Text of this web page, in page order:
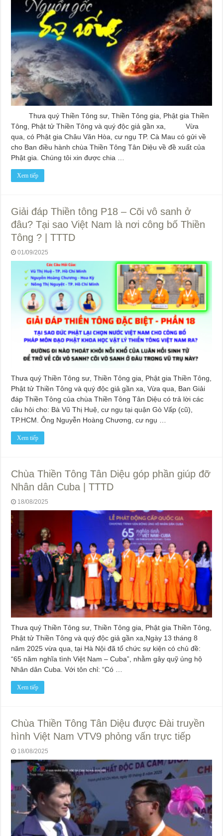
Thưa quý Thiền Tông sư, Thiền Tông gia, Phật gia Thiền
Tông, Phật tử Thiền Tông và quý độc giả gần xa, Vừa
qua, có Phật gia Châu Văn Hòa, cư ngụ TP. Cà Mau có gửi về
cho Ban điều hành chùa Thiền Tông Tân Diệu về đề xuất của
Phật gia. Chúng tôi xin được chia …
Xem tiếp
Giải đáp Thiền tông P18 – Cõi vô sanh ở
đâu? Tại sao Việt Nam là nơi công bố Thiền
Tông ? | TTTD
01/09/2025
Thưa quý Thiền Tông sư, Thiền Tông gia, Phật gia Thiền Tông,
Phật tử Thiền Tông và quý độc giả gần xa, Vừa qua, Ban Giải
đáp Thiền Tông của chùa Thiền Tông Tân Diệu có trả lời các
câu hỏi cho: Bà Vũ Thị Huệ, cư ngụ tại quận Gò Vấp (cũ),
TP.HCM. Ông Nguyễn Hoàng Chương, cư ngụ …
Xem tiếp
Chùa Thiền Tông Tân Diệu góp phần giúp đỡ
Nhân dân Cuba | TTTD
18/08/2025
Thưa quý Thiền Tông sư, Thiền Tông gia, Phật gia Thiền Tông,
Phật tử Thiền Tông và quý độc giả gần xa,Ngày 13 tháng 8
năm 2025 vừa qua, tại Hà Nội đã tổ chức sự kiện có chủ đề:
“65 năm nghĩa tình Việt Nam – Cuba”, nhằm gây quỹ ủng hộ
Nhân dân Cuba. Với tôn chỉ: “Có …
Xem tiếp
Chùa Thiền Tông Tân Diệu được Đài truyền
hình Việt Nam VTV9 phỏng vấn trực tiếp
18/08/2025